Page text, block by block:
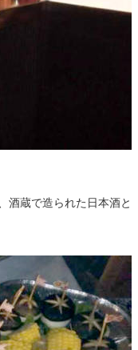
酒蔵で造られた日本酒と